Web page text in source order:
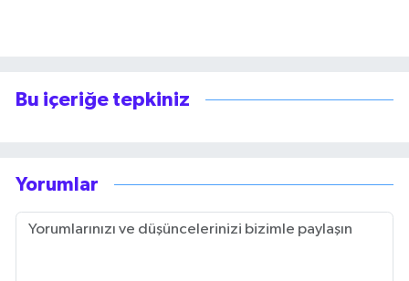
Bu içeriğe tepkiniz
Yorumlar